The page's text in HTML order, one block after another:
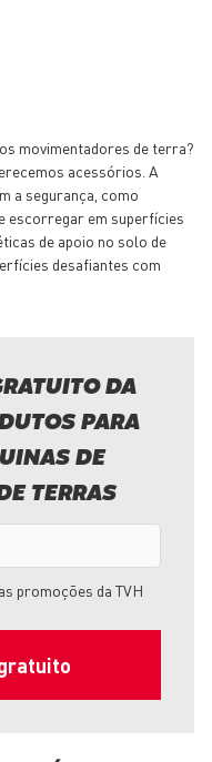
movimentadores de terra?
acessórios. A
a segurança, como
escorregar em superfícies
de apoio no solo de
desafiantes com
DA
PARA
DE
TERRAS
promoções da TVH